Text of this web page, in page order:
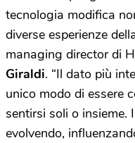
tecnologia modifica
diverse esperienze
managing director di
Giraldi. “Il dato più
unico modo di essere
sentirsi soli o insieme.
evolvendo,